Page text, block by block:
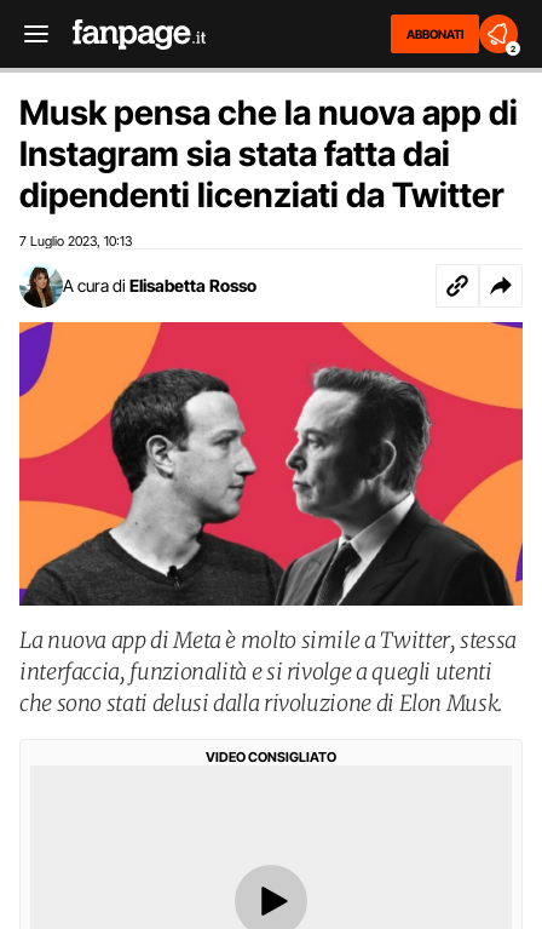
ABBONATI
2
Musk pensa che la nuova app di
Instagram sia stata fatta dai
dipendenti licenziati da Twitter
7 Luglio 2023 10:13
A cura di Elisabetta Rosso
La nuova app di Meta è molto simile a Twitter, stessa
interfaccia, funzionalità e si rivolge a quegli utenti
che sono stati delusi dalla rivoluzione di Elon Musk.
VIDEO CONSIGLIATO